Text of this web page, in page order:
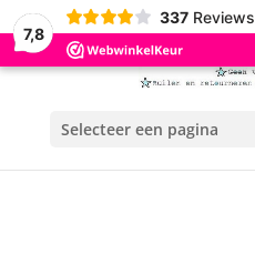
7,8
337 Reviews
Selecteer een pagina